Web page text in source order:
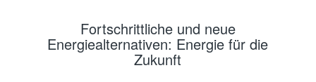
Fortschrittliche und neue
Energiealternativen: Energie für die
Zukunft